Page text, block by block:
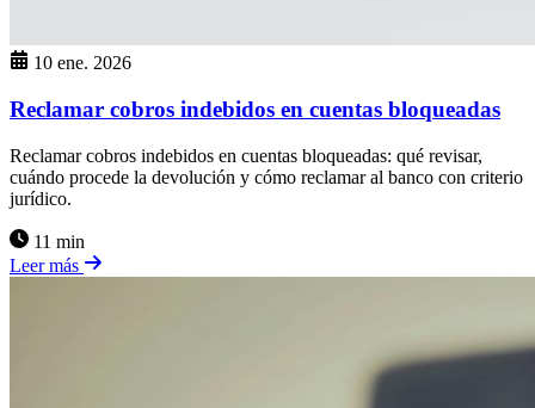
10 ene. 2026
Reclamar cobros indebidos en cuentas bloqueadas
Reclamar cobros indebidos en cuentas bloqueadas: qué revisar,
cuándo procede la devolución y cómo reclamar al banco con criterio
jurídico.
11 min
Leer más